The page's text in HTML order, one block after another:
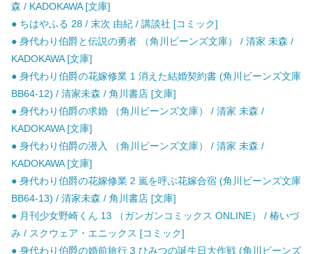
森 / KADOKAWA [文庫]
● ちはやふる 28 / 末次 由紀 / 講談社 [コミック]
● 身代わり伯爵と伝説の勇者 （角川ビーンズ文庫） / 清家 未森 /
KADOKAWA [文庫]
● 身代わり伯爵の花嫁修業 1 消えた結婚契約書 (角川ビーンズ文庫
BB64-12) / 清家未森 / 角川書店 [文庫]
● 身代わり伯爵の求婚 （角川ビーンズ文庫） / 清家 未森 /
KADOKAWA [文庫]
● 身代わり伯爵の潜入 （角川ビーンズ文庫） / 清家 未森 /
KADOKAWA [文庫]
● 身代わり伯爵の花嫁修業 2 嵐を呼ぶ花嫁合宿 (角川ビーンズ文庫
BB64-13) / 清家未森 / 角川書店 [文庫]
● 月刊少女野崎くん 13 （ガンガンコミックス ONLINE） / 椿いづ
み / スクウェア・エニックス [コミック]
● 身代わり伯爵の婚前旅行 3 ひみつの誕生日大作戦 (角川ビーンズ